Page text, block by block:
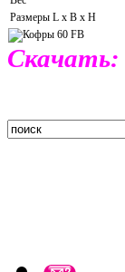
Размеры L x B x H
Скачать: